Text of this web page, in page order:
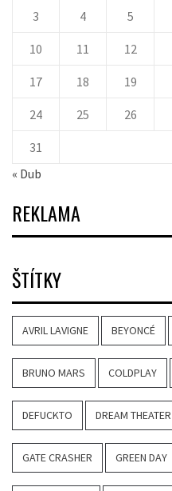
3 4 5
10 11 12
17 18 19
24 25 26
31
« Dub
REKLAMA
ŠTÍTKY
AVRIL LAVIGNE BEYONCÉ
BRUNO MARS COLDPLAY
DEFUCKTO DREAM THEATER
GATE CRASHER GREEN DAY